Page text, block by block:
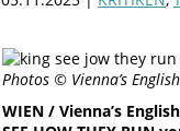
Photos © Vienna’s
WIEN / Vienna’s